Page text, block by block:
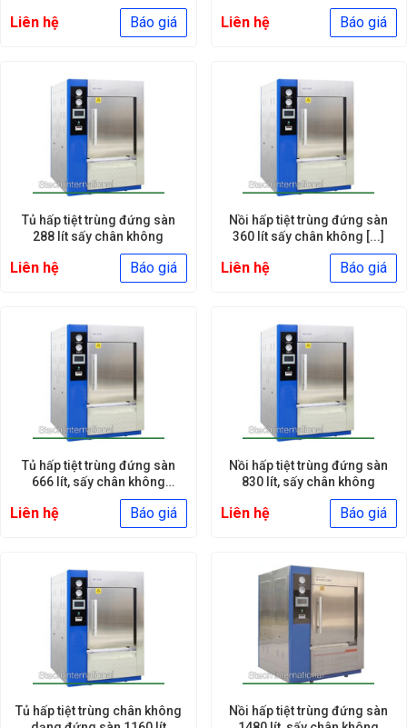
Liên hệ Báo giá Liên hệ Báo giá
Tủ hấp tiệt trùng đứng sàn
288 lít sấy chân không
Liên hệ Báo giá
Nồi hấp tiệt trùng đứng sàn
360 lít sấy chân không [...]
Liên hệ Báo giá
Tủ hấp tiệt trùng đứng sàn
666 lít, sấy chân không
Jibimed [...]
Liên hệ Báo giá
Nồi hấp tiệt trùng đứng sàn
830 lít, sấy chân không
Liên hệ Báo giá
Tủ hấp tiệt trùng chân không
Nồi hấp tiệt trùng đứng sàn